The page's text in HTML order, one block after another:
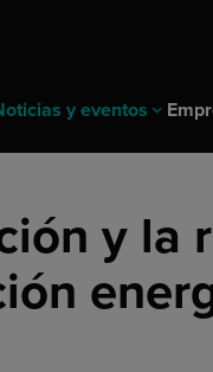
Soluciones
Conectividad & IoT
Meter Data Management
y eventos
Eventos de Diehl
Exposiciones
Centro de descargas
ELEVATE Partner
Login
y